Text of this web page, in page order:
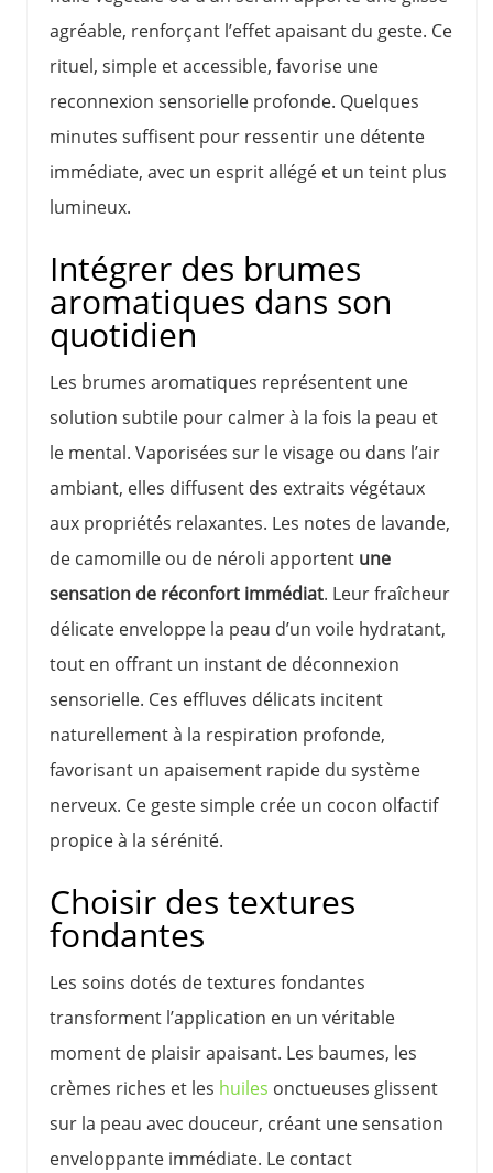
agréable, renforçant l’effet apaisant du geste. Ce
rituel, simple et accessible, favorise une
reconnexion sensorielle profonde. Quelques
minutes suffisent pour ressentir une détente
immédiate, avec un esprit allégé et un teint plus
lumineux.
Intégrer des brumes
aromatiques dans son
quotidien
Les brumes aromatiques représentent une
solution subtile pour calmer à la fois la peau et
le mental. Vaporisées sur le visage ou dans l’air
ambiant, elles diffusent des extraits végétaux
aux propriétés relaxantes. Les notes de lavande,
de camomille ou de néroli apportent une
sensation de réconfort immédiat. Leur fraîcheur
délicate enveloppe la peau d’un voile hydratant,
tout en offrant un instant de déconnexion
sensorielle. Ces effluves délicats incitent
naturellement à la respiration profonde,
favorisant un apaisement rapide du système
nerveux. Ce geste simple crée un cocon olfactif
propice à la sérénité.
Choisir des textures
fondantes
Les soins dotés de textures fondantes
transforment l’application en un véritable
moment de plaisir apaisant. Les baumes, les
crèmes riches et les huiles onctueuses glissent
sur la peau avec douceur, créant une sensation
enveloppante immédiate. Le contact